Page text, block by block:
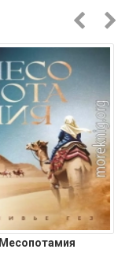
Месопотамия